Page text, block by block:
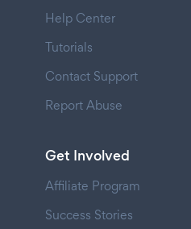
Help Center
Tutorials
Contact Support
Report Abuse
Get Involved
Affiliate Program
Success Stories